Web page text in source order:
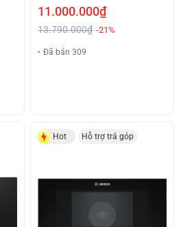
Kế Tiện Lợi.
11.000.000₫
13.790.000₫ -21%
Đã bán 309
Hot Hỗ trợ trả góp